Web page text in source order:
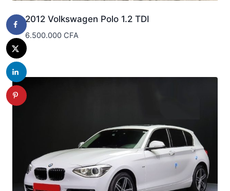
2012 Volkswagen Polo 1.2 TDI
6.500.000 CFA